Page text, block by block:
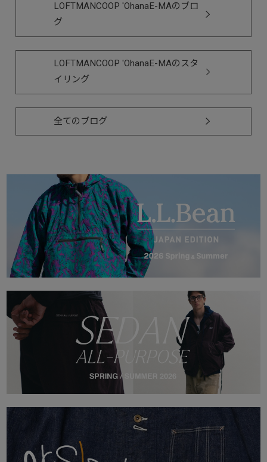
LOFTMANCOOP 'OhanaE-MAのブロ
グ
LOFTMANCOOP 'OhanaE-MAのスタ
イリング
全てのブログ